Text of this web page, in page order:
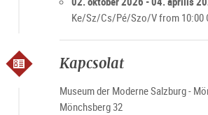
Ke/Sz/Cs/Pé/Szo/V from 10:00
Kapcsolat
Museum der Moderne Salzburg -
Mönchsberg 32